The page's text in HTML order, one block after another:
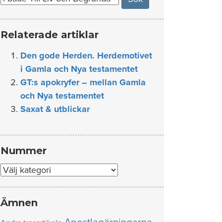
Relaterade artiklar
Den gode Herden. Herdemotivet
i Gamla och Nya testamentet
GT:s apokryfer – mellan Gamla
och Nya testamentet
Saxat & utblickar
Nummer
Nummer
Ämnen